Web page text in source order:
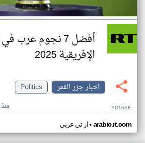
أفضل 7 نجوم عرب
الإفريقية 2025
اخبار جزر القمر
Politics
منذ ٦ أشهر YD16SE
ار تي عربي• arabic.rt.com